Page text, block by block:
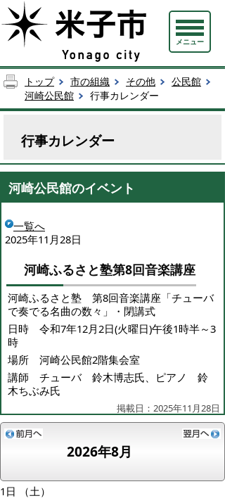
メニュー
トップ 市の組織 その他
公民館
河崎公民館
行事カレンダー
行事カレンダー
河崎公民館のイベント
一覧へ
2025年11月28日
河崎ふるさと塾第8回音楽講座
河崎ふるさと塾 第8回音楽講座「チューバ
で奏でる名曲の数々」・閉講式
日時 令和7年12月2日(火曜日)午後1時半～3
時
場所 河崎公民館2階集会室
講師 チューバ 鈴木博志氏、ピアノ 鈴
木ちぶみ氏
掲載日：2025年11月28日
2026年8月
1日
（土）